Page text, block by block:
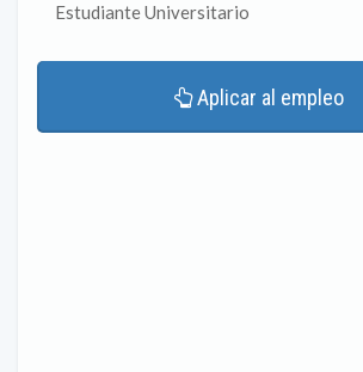
Estudiante Universitario
Aplicar al empleo